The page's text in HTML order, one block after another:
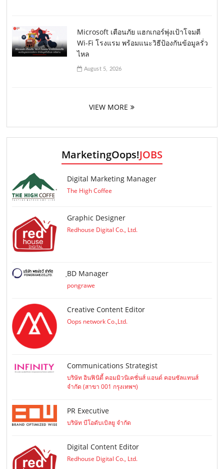
Microsoft เตือนภัย แฮกเกอร์พุ่งเป้าโจมตี
Wi-Fi โรงแรม พร้อมแนะวิธีป้องกันข้อมูลรั่ว
ไหล
August 5, 2026
VIEW MORE
MarketingOops!JOBS
Digital Marketing Manager
The High Coffee
Graphic Designer
Redhouse Digital Co., Ltd.
ฺBD Manager
pongrawe
Creative Content Editor
Oops network Co.,Ltd.
Communications Strategist
บริษัท อินฟินิตี้ คอมมิวนิเคชั่นส์ แอนด์ คอนซัลแทนส์
จำกัด (สาขา 001 กรุงเทพฯ)
PR Executive
บริษัท บีโอดับเบิลยู จำกัด
Digital Content Editor
Redhouse Digital Co., Ltd.